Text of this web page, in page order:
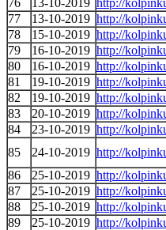
76
13-10-2019 http://
77
13-10-2019 http://
78
15-10-2019 http://
79
16-10-2019 http://
80
16-10-2019 http://
81
19-10-2019 http://
82
19-10-2019 http://
83
20-10-2019 http://
84
23-10-2019 http://
85
24-10-2019 http://
86
25-10-2019 http://
87
25-10-2019 http://
88
25-10-2019 http://
89
25-10-2019 http://